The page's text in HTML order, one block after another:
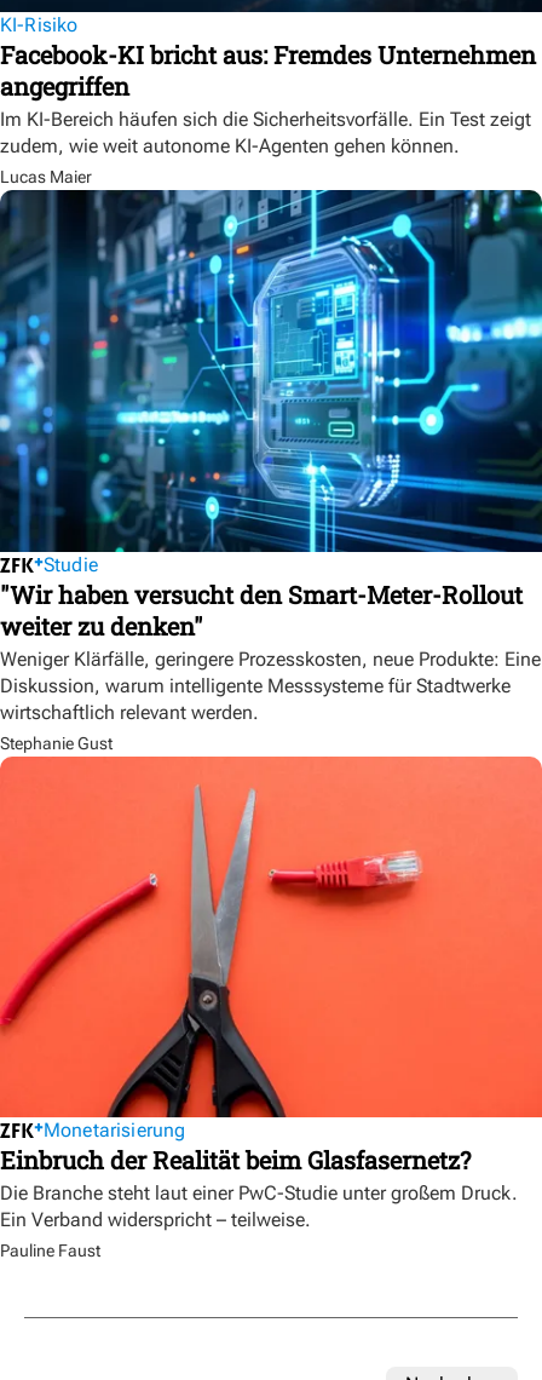
KI-Risiko
Facebook-KI bricht aus: Fremdes Unternehmen
angegriffen
Im KI-Bereich häufen sich die Sicherheitsvorfälle. Ein Test zeigt
zudem, wie weit autonome KI-Agenten gehen können.
Lucas Maier
Studie
"Wir haben versucht den Smart-Meter-Rollout
weiter zu denken"
Weniger Klärfälle, geringere Prozesskosten, neue Produkte: Eine
Diskussion, warum intelligente Messsysteme für Stadtwerke
wirtschaftlich relevant werden.
Stephanie Gust
Monetarisierung
Einbruch der Realität beim Glasfasernetz?
Die Branche steht laut einer PwC-Studie unter großem Druck.
Ein Verband widerspricht – teilweise.
Pauline Faust